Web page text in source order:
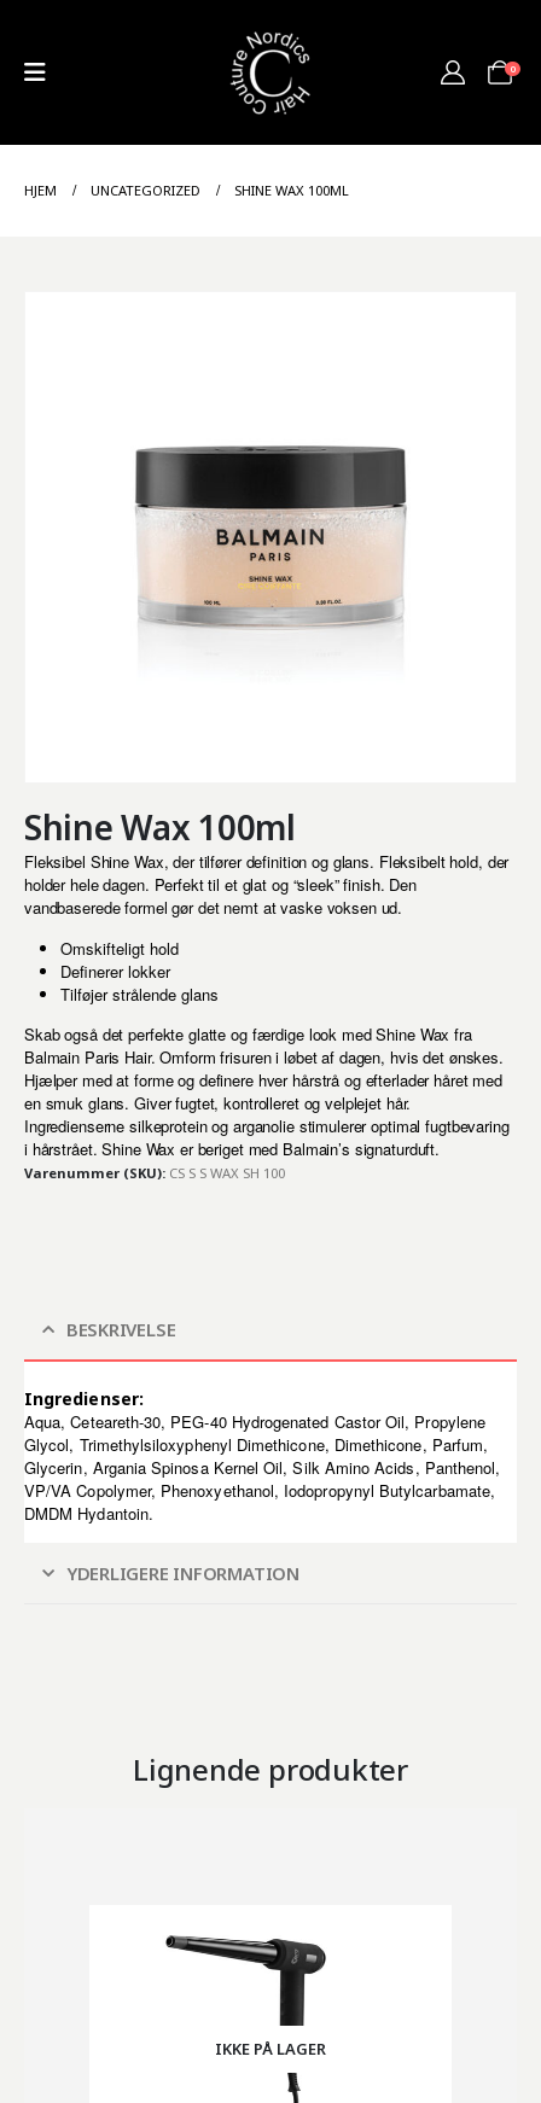
0
HJEM UNCATEGORIZED SHINE WAX 100ML
Shine Wax 100ml
Fleksibel Shine Wax, der tilfører definition og glans. Fleksibelt hold, der
holder hele dagen. Perfekt til et glat og “sleek” finish. Den
vandbaserede formel gør det nemt at vaske voksen ud.
Omskifteligt hold
Definerer lokker
Tilføjer strålende glans
Skab også det perfekte glatte og færdige look med Shine Wax fra
Balmain Paris Hair. Omform frisuren i løbet af dagen, hvis det ønskes.
Hjælper med at forme og definere hver hårstrå og efterlader håret med
en smuk glans. Giver fugtet, kontrolleret og velplejet hår.
Ingredienserne silkeprotein og arganolie stimulerer optimal fugtbevaring
i hårstrået. Shine Wax er beriget med Balmain’s signaturduft.
Varenummer (SKU): CS S S WAX SH 100
BESKRIVELSE
Ingredienser:
Aqua, Ceteareth-30, PEG-40 Hydrogenated Castor Oil, Propylene
Glycol, Trimethylsiloxyphenyl Dimethicone, Dimethicone, Parfum,
Glycerin, Argania Spinosa Kernel Oil, Silk Amino Acids, Panthenol,
VP/VA Copolymer, Phenoxyethanol, Iodopropynyl Butylcarbamate,
DMDM Hydantoin.
YDERLIGERE INFORMATION
Lignende produkter
IKKE PÅ LAGER